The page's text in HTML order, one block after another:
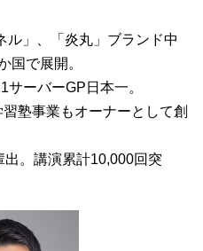
ル」、「炎丸」ブランド中
国で展開。
ーバーGP日本一。
塾事業もオーナーとして創
。講演累計10,000回突